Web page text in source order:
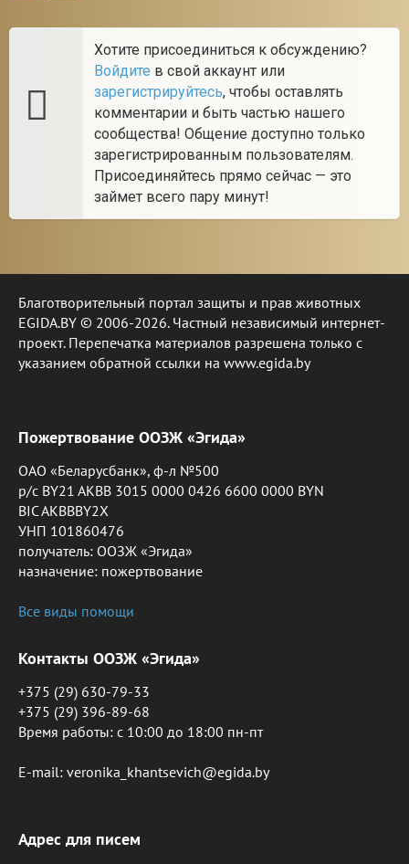
Хотите присоединиться к обсуждению?
Войдите в свой аккаунт или
зарегистрируйтесь, чтобы оставлять
комментарии и быть частью нашего
сообщества! Общение доступно только
зарегистрированным пользователям.
Присоединяйтесь прямо сейчас — это
займет всего пару минут!
Благотворительный портал защиты и прав животных
EGIDA.BY © 2006-2026. Частный независимый интернет-
проект. Перепечатка материалов разрешена только с
указанием обратной ссылки на www.egida.by
Пожертвование ООЗЖ «Эгида»
ОАО «Беларусбанк», ф-л №500
р/с BY21 AKBB 3015 0000 0426 6600 0000 BYN
BIC AKBBBY2X
УНП 101860476
получатель: ООЗЖ «Эгида»
назначение: пожертвование
Все виды помощи
Контакты ООЗЖ «Эгида»
+375 (29) 630-79-33
+375 (29) 396-89-68
Время работы: c 10:00 до 18:00 пн-пт
E-mail: veronika_khantsevich@egida.by
Адрес для писем